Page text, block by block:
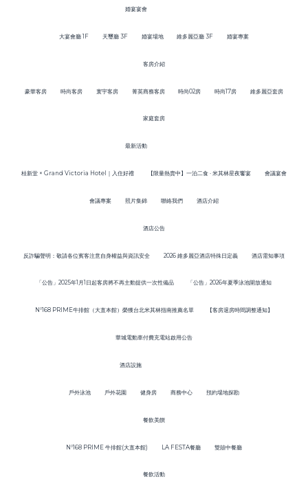
婚宴宴會
大宴會廳 1F 天璽廳 3F 婚宴場地 維多麗亞廳 3F 婚宴專案
客房介紹
豪華客房 時尚客房 寰宇客房 菁英商務客房 時尚02房 時尚17房 維多麗亞套房
家庭套房
最新活動
桂新堂 × Grand Victoria Hotel｜入住好禮 【限量熱賣中】一泊二食 · 米其林星夜饗宴 會議宴會
會議專案 照片集錦 聯絡我們 酒店介紹
酒店公告
反詐騙聲明：敬請各位賓客注意自身權益與資訊安全 2026 維多麗亞酒店特殊日定義 酒店需知事項
「公告」2025年1月1日起客房將不再主動提供一次性備品 「公告」2026年夏季泳池開放通知
N°168 PRIME牛排館（大直本館）榮獲台北米其林指南推薦名單 【客房退房時間調整通知】
華城電動車付費充電站啟用公告
酒店設施
戶外泳池 戶外花園 健身房 商務中心 預約場地探勘
餐飲美饌
N°168 PRIME 牛排館(大直本館) LA FESTA餐廳 雙囍中餐廳
餐飲活動